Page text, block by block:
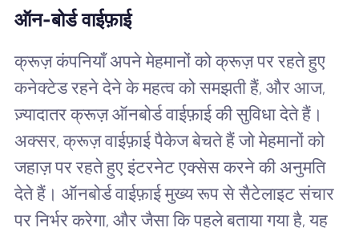
ऑन-बोर्ड वाईफ़ाई
क्रूज़ कंपनियाँ अपने मेहमानों को क्रूज़ पर रहते हुए
कनेक्टेड रहने देने के महत्व को समझती हैं, और आज,
ज़्यादातर क्रूज़ ऑनबोर्ड वाईफ़ाई की सुविधा देते हैं।
अक्सर, क्रूज़ वाईफ़ाई पैकेज बेचते हैं जो मेहमानों को
जहाज़ पर रहते हुए इंटरनेट एक्सेस करने की अनुमति
देते हैं। ऑनबोर्ड वाईफ़ाई मुख्य रूप से सैटेलाइट संचार
पर निर्भर करेगा, और जैसा कि पहले बताया गया है, यह